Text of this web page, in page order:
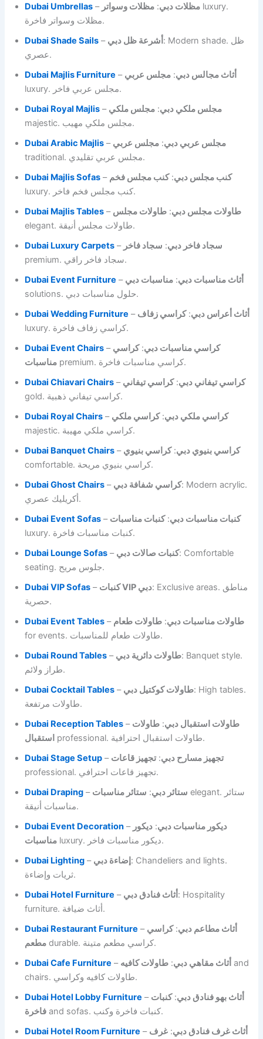
Dubai Umbrellas – مظلات دبي: مظلات وسواتر
luxury.
مظلات وسواتر فاخرة.
Dubai Shade Sails – أشرعة ظل دبي : Modern shade. ظل
عصري.
Dubai Majlis Furniture – أثاث مجالس دبي: مجلس عربي
luxury. مجلس عربي فاخر.
Dubai Royal Majlis – مجلس ملكي دبي: مجلس ملكي
majestic. مجلس ملكي مهيب.
Dubai Arabic Majlis – مجلس عربي دبي: مجلس عربي
traditional. مجلس عربي تقليدي.
Dubai Majlis Sofas – كنب مجلس دبي:كنب مجلس فخم
luxury. كنب مجلس فخم فاخر.
Dubai Majlis Tables – طاولات مجلس دبي: طاولات مجلس
elegant. طاولات مجلس أنيقة.
Dubai Luxury Carpets – سجاد فاخر دبي: سجاد فاخر
premium. سجاد فاخر راقي.
Dubai Event Furniture – أثاث مناسبات دبي: مناسبات دبي
solutions. حلول مناسبات دبي.
Dubai Wedding Furniture – أثاث أعراس دبي:كراسي زفاف
luxury. كراسي زفاف فاخرة.
Dubai Event Chairs – كراسي مناسبات دبي:كراسي
مناسبات
premium. كراسي مناسبات فاخرة.
Dubai Chiavari Chairs – كراسي تيفاني دبي:كراسي تيفاني
gold. كراسي تيفاني ذهبية.
Dubai Royal Chairs – كراسي ملكي دبي:كراسي ملكي
majestic. كراسي ملكي مهيبة.
Dubai Banquet Chairs – كراسي بنيوي دبي:كراسي بنيوي
comfortable. كراسي بنيوي مريحة.
Dubai Ghost Chairs – كراسي شفافة دبي: Modern acrylic.
أكريليك عصري.
Dubai Event Sofas – كنبات مناسبات دبي:كنبات مناسبات
luxury. كنبات مناسبات فاخرة.
Dubai Lounge Sofas – كنبات صالات دبي: Comfortable
seating. جلوس مريح.
Dubai VIP Sofas – كنبات VIP دبي: Exclusive areas. مناطق
حصرية.
Dubai Event Tables – طاولات مناسبات دبي: طاولات طعام
for events. طاولات طعام للمناسبات.
Dubai Round Tables – طاولات دائرية دبي: Banquet style.
طراز ولائم.
Dubai Cocktail Tables – طاولات كوكتيل دبي: High tables.
طاولات مرتفعة.
Dubai Reception Tables – طاولات استقبال دبي: طاولات
استقبال
professional. طاولات استقبال احترافية.
Dubai Stage Setup – تجهيز مسارح دبي:تجهيز قاعات
professional. تجهيز قاعات احترافي.
Dubai Draping – ستائر دبي: ستائر مناسبات
elegant. ستائر
مناسبات أنيقة.
Dubai Event Decoration – ديكور مناسبات دبي: ديكور
مناسبات
luxury. ديكور مناسبات فاخر.
Dubai Lighting – إضاءة دبي: Chandeliers and lights.
ثريات وإضاءة.
Dubai Hotel Furniture – أثاث فنادق دبي : Hospitality
furniture. أثاث ضيافة.
Dubai Restaurant Furniture – أثاث مطاعم دبي:كراسي
مطعم
durable. كراسي مطعم متينة.
Dubai Cafe Furniture – أثاث مقاهي دبي: طاولات كافيه
and
chairs. طاولات كافيه وكراسي.
Dubai Hotel Lobby Furniture – أثاث بهو فنادق دبي:كنبات
فاخرة
and sofas. كنبات فاخرة وكنب.
Dubai Hotel Room Furniture – أثاث غرف فنادق دبي: غرف